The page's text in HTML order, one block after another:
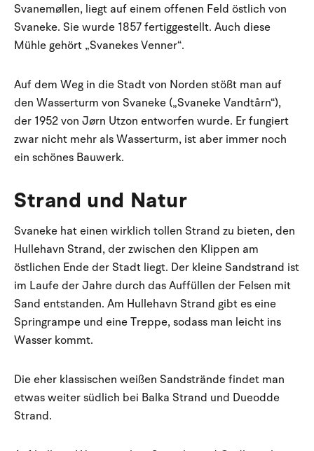
Svanemøllen, liegt auf einem offenen Feld östlich von
Svaneke. Sie wurde 1857 fertiggestellt. Auch diese
Mühle gehört „Svanekes Venner“.
Auf dem Weg in die Stadt von Norden stößt man auf
den Wasserturm von Svaneke („Svaneke Vandtårn“),
der 1952 von Jørn Utzon entworfen wurde. Er fungiert
zwar nicht mehr als Wasserturm, ist aber immer noch
ein schönes Bauwerk.
Strand und Natur
Svaneke hat einen wirklich tollen Strand zu bieten, den
Hullehavn Strand, der zwischen den Klippen am
östlichen Ende der Stadt liegt. Der kleine Sandstrand ist
im Laufe der Jahre durch das Auffüllen der Felsen mit
Sand entstanden. Am Hullehavn Strand gibt es eine
Springrampe und eine Treppe, sodass man leicht ins
Wasser kommt.
Die eher klassischen weißen Sandstrände findet man
etwas weiter südlich bei Balka Strand und Dueodde
Strand.